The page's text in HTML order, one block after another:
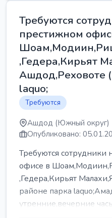
Требуются
престижном
,Гедера,Кирьят
Ашдод,Реховоте
laquo;
Требуются
Ашдод (Южный округ)
Опубликовано:
Требуются сотрудники
офисе в
,Гедера,Кирьят
районе парка
утренние,вечерние